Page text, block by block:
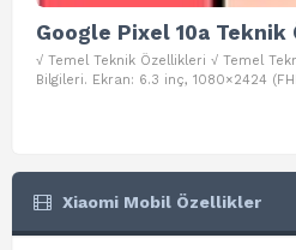
Google Pixel 10a
√ Temel Teknik Özellikleri √ Temel
Bilgileri. Ekran: 6.3 inç, 1080×2424
Xiaomi Mobil Özellikler